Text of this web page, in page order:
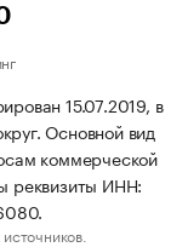
15.07.2019, в
Основной вид
коммерческой
реквизиты ИНН: